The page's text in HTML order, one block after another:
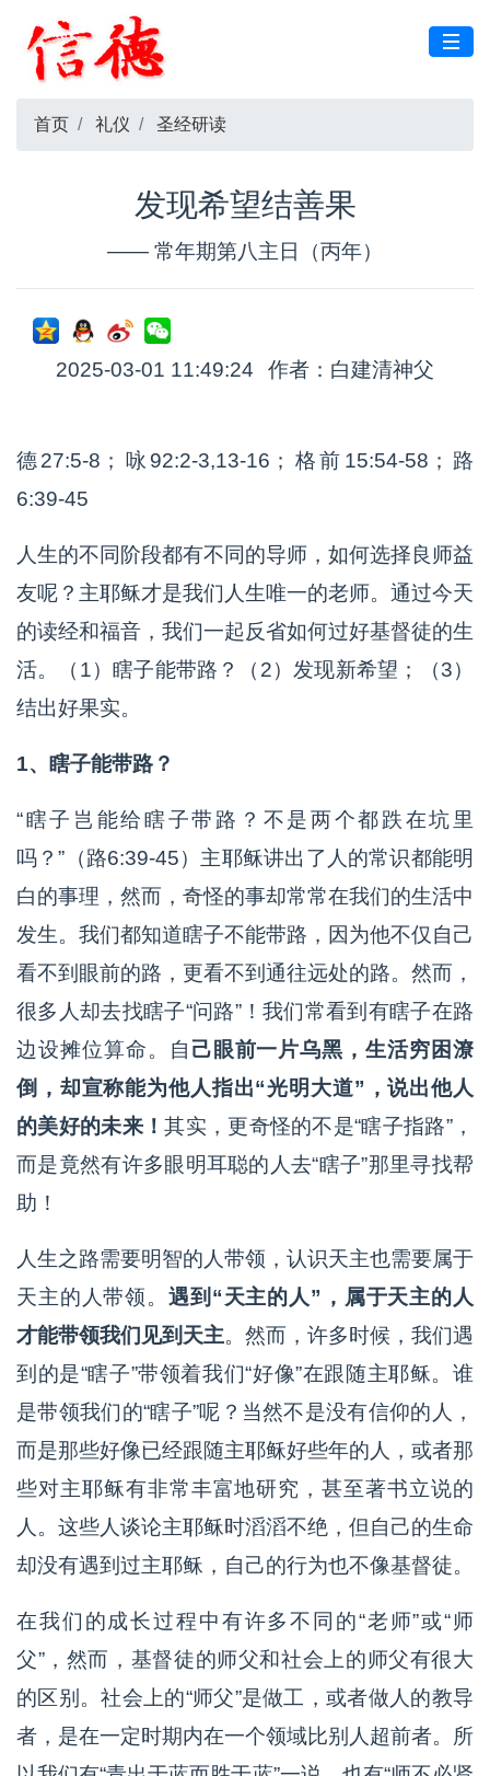
首页 礼仪 圣经研读
发现希望结善果
—— 常年期第八主日（丙年）
2025-03-01 11:49:24 作者：白建清神父
德27:5-8；咏92:2-3,13-16；格前15:54-58；路
6:39-45
人生的不同阶段都有不同的导师，如何选择良师益
友呢？主耶稣才是我们人生唯一的老师。通过今天
的读经和福音，我们一起反省如何过好基督徒的生
活。（1）瞎子能带路？（2）发现新希望；（3）
结出好果实。
1、瞎子能带路？
“瞎子岂能给瞎子带路？不是两个都跌在坑里
吗？”（路6:39-45）主耶稣讲出了人的常识都能明
白的事理，然而，奇怪的事却常常在我们的生活中
发生。我们都知道瞎子不能带路，因为他不仅自己
看不到眼前的路，更看不到通往远处的路。然而，
很多人却去找瞎子“问路”！我们常看到有瞎子在路
边设摊位算命。自 己眼前一片乌黑，生活穷困潦
倒，却宣称能为他人指出“光明大道”，说出他人
的美好的未来！其实，更奇怪的不是“瞎子指路”，
而是竟然有许多眼明耳聪的人去“瞎子”那里寻找帮
助！
人生之路需要明智的人带领，认识天主也需要属于
天主的人带领。 遇到“天主的人”，属于天主的人
才能带领我们见到天主。然而，许多时候，我们遇
到的是“瞎子”带领着我们“好像”在跟随主耶稣。谁
是带领我们的“瞎子”呢？当然不是没有信仰的人，
而是那些好像已经跟随主耶稣好些年的人，或者那
些对主耶稣有非常丰富地研究，甚至著书立说的
人。这些人谈论主耶稣时滔滔不绝，但自己的生命
却没有遇到过主耶稣，自己的行为也不像基督徒。
在我们的成长过程中有许多不同的“老师”或“师
父”，然而，基督徒的师父和社会上的师父有很大
的区别。社会上的“师父”是做工，或者做人的教导
者，是在一定时期内在一个领域比别人超前者。所